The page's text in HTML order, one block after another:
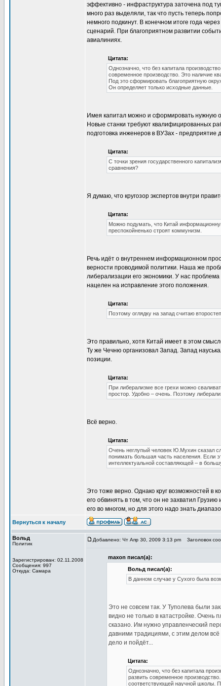
эффективно - инфраструктура заточена под
много раз выделяли, так что пусть теперь
немного подкинут. В конечном итоге года
сценарий. При благоприятном развитии
авиалиниях.
Цитата:
Однозначно, что без капитала
современное производство. Это наличие
Под это сформировать благоприятную
Он определяет только исходные данные.
Имея капитал можно и сформировать нужную
Новые станки требуют квалифицированных
подготовка инженеров в ВУЗах - предприятие
Цитата:
С точки зрения государственного
сравнения?
Я думаю, что кругозор экспертов внутри
Цитата:
Можно подумать, что Китай
преспокойненько строят коммунизм.
Речь идёт о внутреннем информационном
верности проводимой политики. Наша же
либерализации его экономики. У нас
нацелен на исправление этого положения.
Цитата:
Поэтому оглядку на запад считаю
Это правильно, хотя Китай имеет в этом
Ту же Чечню организовал Запад. Запад
позиции.
Цитата:
При либерализме все грехи можно
простор. Удобно – очень. Поэтому
Всё верно.
Цитата:
Очень неглупый человек Ю.Мухин сказал
понимать большая часть населения. Если
интеллектуальной составляющей – в
Это тоже верно. Однако круг возможностей в
его обвинять в том, что он не захватил
его во многом, но для этого надо знать
Вернуться к началу
Вольд
Политик
Зарегистрирован: 02.11.2008
Сообщения: 997
Откуда: Самара
Добавлено: Чт Апр 30, 2009 3:13 pm Заголовок
maxon писал(а):
Вольд писал(а):
В данном случае у Сухого была
Это не совсем так. У Туполева были
видно не только в катастройке. Очень
сказано. Им нужно управленческий
давними традициями, с этим делом
дело и пойдёт...
Цитата:
Однозначно, что без капитала
развить современное
соответствующей научной школы.